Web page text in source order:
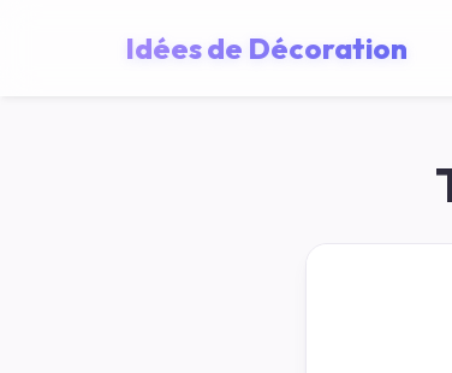
Idées de Décoration